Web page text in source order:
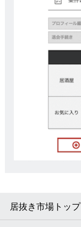
居抜き市場トップ